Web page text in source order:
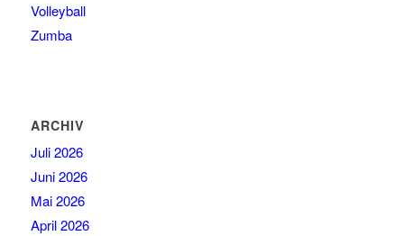
Volleyball
Zumba
ARCHIV
Juli 2026
Juni 2026
Mai 2026
April 2026